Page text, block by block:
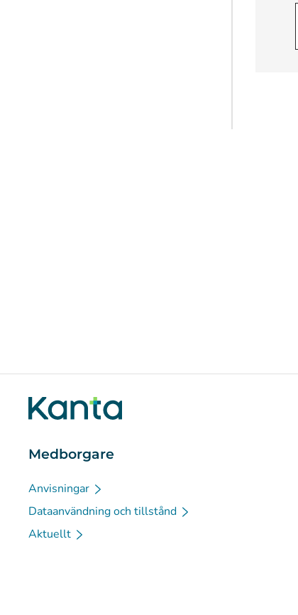
Medborgare
Anvisningar
Dataanvändning och tillstånd
Aktuellt